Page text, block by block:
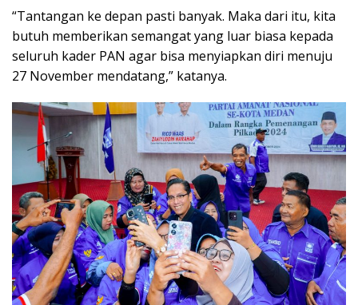
“Tantangan ke depan pasti banyak. Maka dari itu, kita
butuh memberikan semangat yang luar biasa kepada
seluruh kader PAN agar bisa menyiapkan diri menuju
27 November mendatang,” katanya.